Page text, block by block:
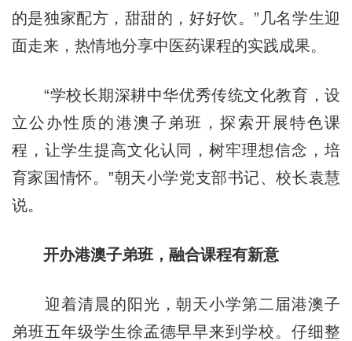
的是独家配方，甜甜的，好好饮。”几名学生迎
面走来，热情地分享中医药课程的实践成果。
“学校长期深耕中华优秀传统文化教育，设
立公办性质的港澳子弟班，探索开展特色课
程，让学生提高文化认同，树牢理想信念，培
育家国情怀。”朝天小学党支部书记、校长袁慧
说。
开办港澳子弟班，融合课程有新意
迎着清晨的阳光，朝天小学第二届港澳子
弟班五年级学生徐孟德早早来到学校。仔细整